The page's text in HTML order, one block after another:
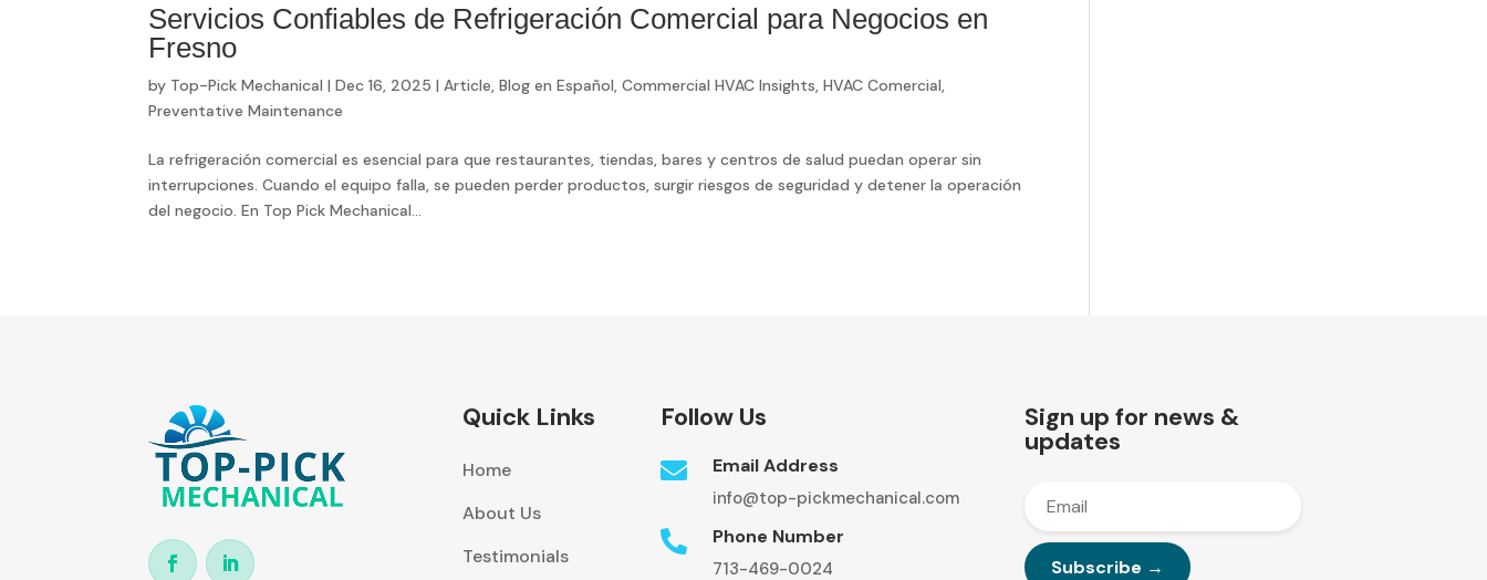
Servicios Confiables de Refrigeración Comercial para Negocios en
Fresno
by Top-Pick Mechanical |Dec 16, 2025 |Article,Blog en Español,Commercial HVAC Insights,HVAC Comercial,
Preventative Maintenance
La refrigeración comercial es esencial para que restaurantes, tiendas, bares y centros de salud puedan operar sin
interrupciones. Cuando el equipo falla, se pueden perder productos, surgir riesgos de seguridad y detener la operación
del negocio. En Top Pick Mechanical...
Quick Links
Home
About Us
Testimonials
Follow Us
 Email Address
info@top-pickmechanical.com
 Phone Number
713-469-0024
Sign up for news &
updates